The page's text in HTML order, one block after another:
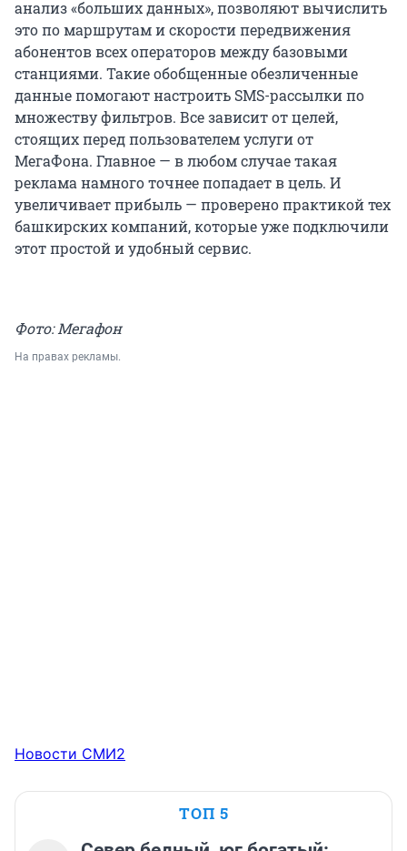
анализ «больших данных», позволяют вычислить
это по маршрутам и скорости передвижения
абонентов всех операторов между базовыми
станциями. Такие обобщенные обезличенные
данные помогают настроить SMS-рассылки по
множеству фильтров. Все зависит от целей,
стоящих перед пользователем услуги от
МегаФона. Главное — в любом случае такая
реклама намного точнее попадает в цель. И
увеличивает прибыль — проверено практикой тех
башкирских компаний, которые уже подключили
этот простой и удобный сервис.
Фото: Мегафон
На правах рекламы.
Новости СМИ2
ТОП 5